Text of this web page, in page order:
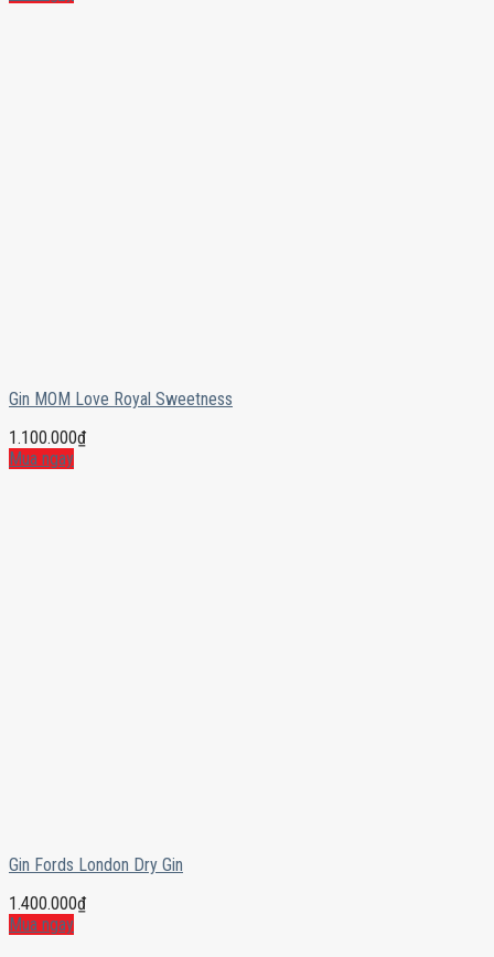
Gin MOM Love Royal Sweetness
1.100.000₫
Mua ngay
Gin Fords London Dry Gin
1.400.000₫
Mua ngay